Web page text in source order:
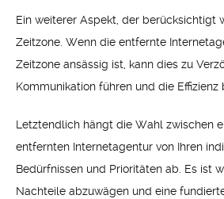
Ein weiterer Aspekt, der berücksichtigt
Zeitzone. Wenn die entfernte
Zeitzone ansässig ist, kann dies zu
Kommunikation führen und die Effizienz
Letztendlich hängt die Wahl zwischen
entfernten Internetagentur von Ihren
Bedürfnissen und Prioritäten ab. Es ist
Nachteile abzuwägen und eine